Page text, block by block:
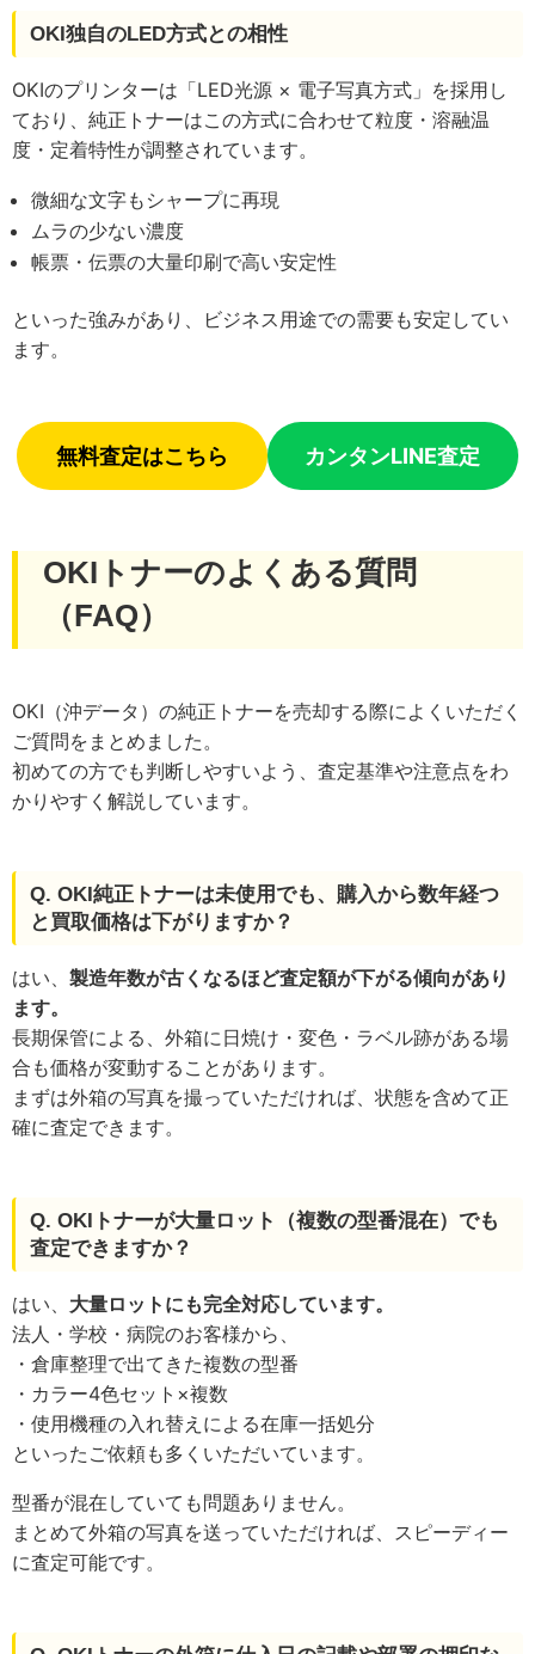
OKI独自のLED方式との相性
OKIのプリンターは「LED光源 × 電子写真方式」を採用し
ており、純正トナーはこの方式に合わせて粒度・溶融温
度・定着特性が調整されています。
微細な文字もシャープに再現
ムラの少ない濃度
帳票・伝票の大量印刷で高い安定性
といった強みがあり、ビジネス用途での需要も安定してい
ます。
無料査定はこちら カンタンLINE査定
OKIトナーのよくある質問
（FAQ）
OKI（沖データ）の純正トナーを売却する際によくいただく
ご質問をまとめました。
初めての方でも判断しやすいよう、査定基準や注意点をわ
かりやすく解説しています。
Q. OKI純正トナーは未使用でも、購入から数年経つ
と買取価格は下がりますか？
はい、 製造年数が古くなるほど査定額が下がる傾向があり
ます。
長期保管による、外箱に日焼け・変色・ラベル跡がある場
合も価格が変動することがあります。
まずは外箱の写真を撮っていただければ、状態を含めて正
確に査定できます。
Q. OKIトナーが大量ロット（複数の型番混在）でも
査定できますか？
はい、 大量ロットにも完全対応しています。
法人・学校・病院のお客様から、
・倉庫整理で出てきた複数の型番
・カラー4色セット×複数
・使用機種の入れ替えによる在庫一括処分
といったご依頼も多くいただいています。
型番が混在していても問題ありません。
まとめて外箱の写真を送っていただければ、スピーディー
に査定可能です。